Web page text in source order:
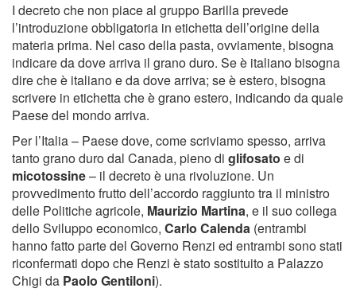
I decreto che non piace al gruppo Barilla prevede
l’introduzione obbligatoria in etichetta dell’origine della
materia prima. Nel caso della pasta, ovviamente, bisogna
indicare da dove arriva il grano duro. Se è italiano bisogna
dire che è italiano e da dove arriva; se è estero, bisogna
scrivere in etichetta che è grano estero, indicando da quale
Paese del mondo arriva.
Per l’Italia – Paese dove, come scriviamo spesso, arriva
tanto grano duro dal Canada, pieno di glifosato e di
micotossine– il decreto è una rivoluzione. Un
provvedimento frutto dell’accordo raggiunto tra il ministro
delle Politiche agricole, Maurizio Martina, e il suo collega
dello Sviluppo economico, Carlo Calenda (entrambi
hanno fatto parte del Governo Renzi ed entrambi sono stati
riconfermati dopo che Renzi è stato sostituito a Palazzo
Chigi da Paolo Gentiloni).